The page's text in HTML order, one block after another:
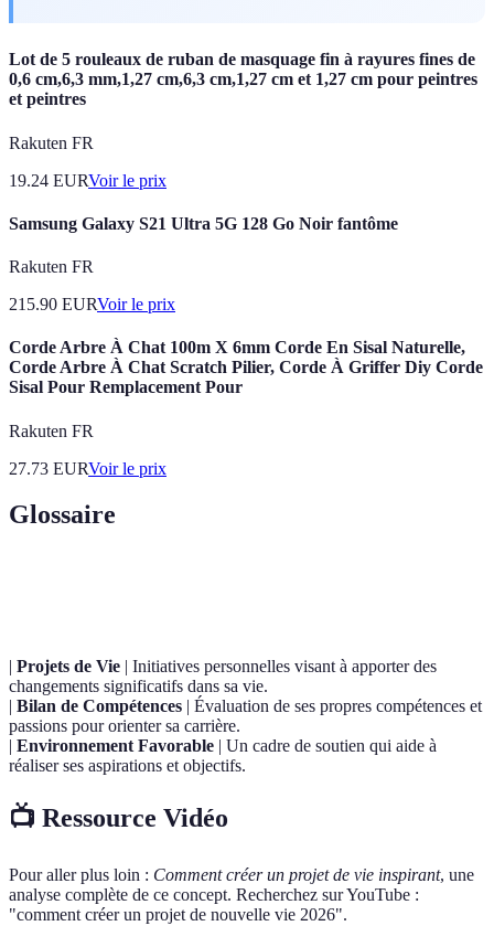
Lot de 5 rouleaux de ruban de masquage fin à rayures fines de
0,6 cm,6,3 mm,1,27 cm,6,3 cm,1,27 cm et 1,27 cm pour peintres
et peintres
Rakuten FR
19.24 EURVoir le prix
Samsung Galaxy S21 Ultra 5G 128 Go Noir fantôme
Rakuten FR
215.90 EURVoir le prix
Corde Arbre À Chat 100m X 6mm Corde En Sisal Naturelle,
Corde Arbre À Chat Scratch Pilier, Corde À Griffer Diy Corde
Sisal Pour Remplacement Pour
Rakuten FR
27.73 EURVoir le prix
Glossaire
Projets de Vie | Initiatives personnelles visant à apporter des
changements significatifs dans sa vie.
Bilan de Compétences | Évaluation de ses propres compétences et
passions pour orienter sa carrière.
Environnement Favorable | Un cadre de soutien qui aide à
réaliser ses aspirations et objectifs.
📺 Ressource Vidéo
Pour aller plus loin : Comment créer un projet de vie inspirant, une
analyse complète de ce concept. Recherchez sur YouTube :
"comment créer un projet de nouvelle vie 2026".